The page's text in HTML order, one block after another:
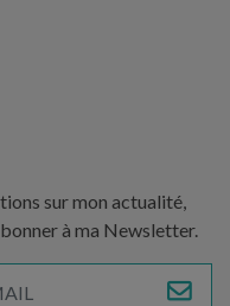
sur mon actualité,
à ma Newsletter.